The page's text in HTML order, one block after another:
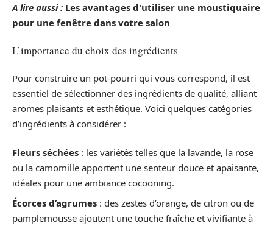
A lire aussi : Les avantages d'utiliser une moustiquaire
pour une fenêtre dans votre salon
L’importance du choix des ingrédients
Pour construire un pot-pourri qui vous correspond, il est
essentiel de sélectionner des ingrédients de qualité, alliant
aromes plaisants et esthétique. Voici quelques catégories
d’ingrédients à considérer :
Fleurs séchées : les variétés telles que la lavande, la rose
ou la camomille apportent une senteur douce et apaisante,
idéales pour une ambiance cocooning.
Écorces d’agrumes : des zestes d’orange, de citron ou de
pamplemousse ajoutent une touche fraîche et vivifiante à